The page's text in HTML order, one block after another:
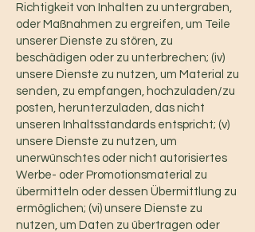
Richtigkeit von Inhalten zu untergraben,
oder Maßnahmen zu ergreifen, um Teile
unserer Dienste zu stören, zu
beschädigen oder zu unterbrechen; (iv)
unsere Dienste zu nutzen, um Material zu
senden, zu empfangen, hochzuladen/zu
posten, herunterzuladen, das nicht
unseren Inhaltsstandards entspricht; (v)
unsere Dienste zu nutzen, um
unerwünschtes oder nicht autorisiertes
Werbe- oder Promotionsmaterial zu
übermitteln oder dessen Übermittlung zu
ermöglichen; (vi) unsere Dienste zu
nutzen, um Daten zu übertragen oder